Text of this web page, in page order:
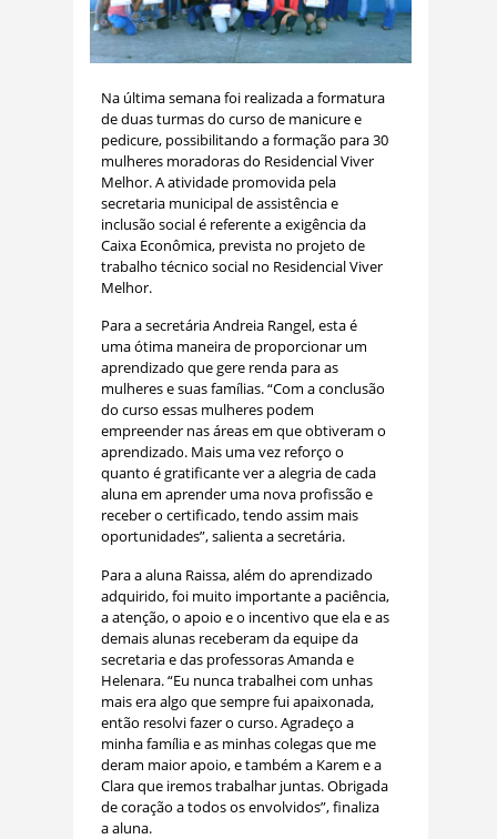
Na última semana foi realizada a formatura
de duas turmas do curso de manicure e
pedicure, possibilitando a formação para 30
mulheres moradoras do Residencial Viver
Melhor. A atividade promovida pela
secretaria municipal de assistência e
inclusão social é referente a exigência da
Caixa Econômica, prevista no projeto de
trabalho técnico social no Residencial Viver
Melhor.
Para a secretária Andreia Rangel, esta é
uma ótima maneira de proporcionar um
aprendizado que gere renda para as
mulheres e suas famílias. “Com a conclusão
do curso essas mulheres podem
empreender nas áreas em que obtiveram o
aprendizado. Mais uma vez reforço o
quanto é gratificante ver a alegria de cada
aluna em aprender uma nova profissão e
receber o certificado, tendo assim mais
oportunidades”, salienta a secretária.
Para a aluna Raissa, além do aprendizado
adquirido, foi muito importante a paciência,
a atenção, o apoio e o incentivo que ela e as
demais alunas receberam da equipe da
secretaria e das professoras Amanda e
Helenara. “Eu nunca trabalhei com unhas
mais era algo que sempre fui apaixonada,
então resolvi fazer o curso. Agradeço a
minha família e as minhas colegas que me
deram maior apoio, e também a Karem e a
Clara que iremos trabalhar juntas. Obrigada
de coração a todos os envolvidos”, finaliza
a aluna.